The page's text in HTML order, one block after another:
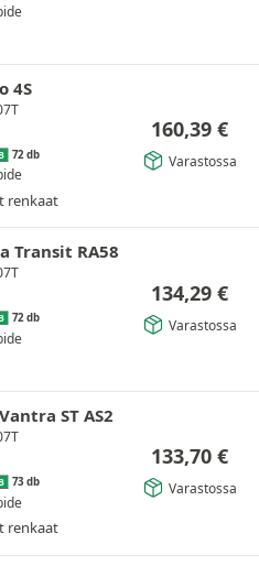
4S
72 db
renkaat
160,39 €
Varastossa
Transit RA58
72 db
134,29 €
Varastossa
ST AS2
73 db
renkaat
133,70 €
Varastossa